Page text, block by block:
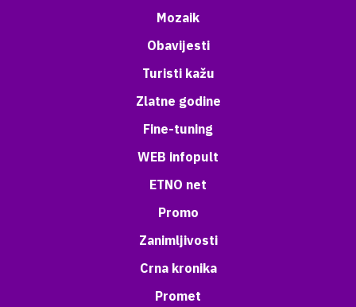
Mozaik
Obavijesti
Turisti kažu
Zlatne godine
Fine-tuning
WEB infopult
ETNO net
Promo
Zanimljivosti
Crna kronika
Promet